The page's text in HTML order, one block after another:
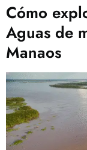
Cómo
Aguas de
Manaos